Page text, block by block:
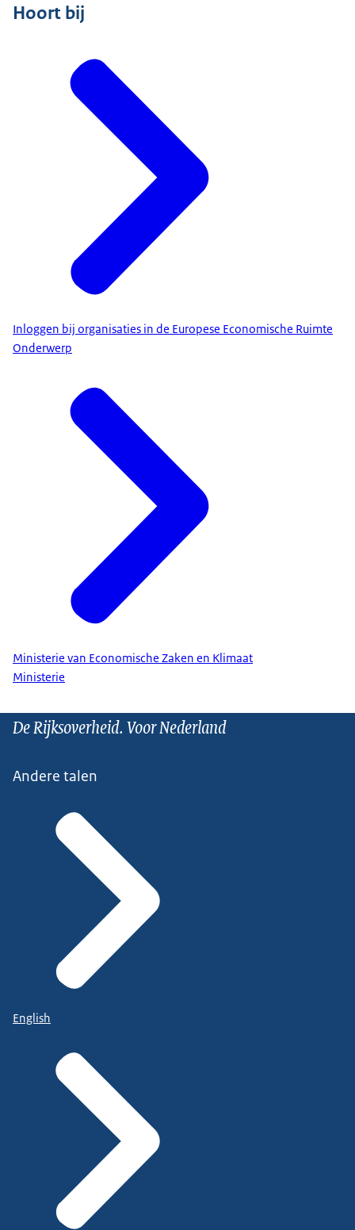
Hoort bij
Inloggen bij organisaties in de Europese Economische Ruimte
Onderwerp
Ministerie van Economische Zaken en Klimaat
Ministerie
De Rijksoverheid. Voor Nederland
Andere talen
English